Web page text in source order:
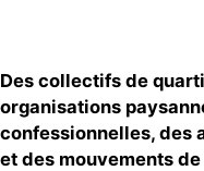
Des collectifs de
organisations
confessionnelles, des
et des mouvements